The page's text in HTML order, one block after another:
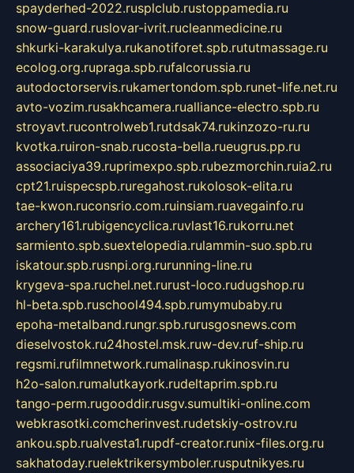
spayderhed-2022.rusplclub.rustoppamedia.ru
snow-guard.ruslovar-ivrit.rucleanmedicine.ru
shkurki-karakulya.rukanotiforet.spb.rututmassage.ru
ecolog.org.rupraga.spb.rufalcorussia.ru
autodoctorservis.rukamertondom.spb.runet-life.net.ru
avto-vozim.rusakhcamera.rualliance-electro.spb.ru
stroyavt.rucontrolweb1.rutdsak74.rukinzozo-ru.ru
kvotka.ruiron-snab.rucosta-bella.rueugrus.pp.ru
associaciya39.ruprimexpo.spb.rubezmorchin.ruia2.ru
cpt21.ruispecspb.ruregahost.rukolosok-elita.ru
tae-kwon.ruconsrio.com.ruinsiam.ruavegainfo.ru
archery161.rubigencyclica.ruvlast16.rukorru.net
sarmiento.spb.suextelopedia.rulammin-suo.spb.ru
iskatour.spb.rusnpi.org.rurunning-line.ru
krygeva-spa.ruchel.net.rurust-loco.rudugshop.ru
hl-beta.spb.ruschool494.spb.rumymubaby.ru
epoha-metalband.rungr.spb.rurusgosnews.com
dieselvostok.ru24hostel.msk.ruw-dev.ruf-ship.ru
regsmi.rufilmnetwork.rumalinasp.rukinosvin.ru
h2o-salon.rumalutkayork.rudeltaprim.spb.ru
tango-perm.rugooddir.rusgv.sumultiki-online.com
webkrasotki.comcherinvest.rudetskiy-ostrov.ru
ankou.spb.rualvesta1.rupdf-creator.runix-files.org.ru
sakhatoday.ruelektrikersymboler.rusputnikyes.ru